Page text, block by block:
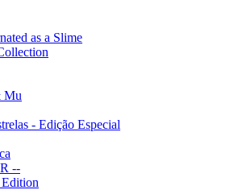
as a Slime
Mu
- Edição Especial
--